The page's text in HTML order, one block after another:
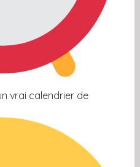
vrai calendrier de